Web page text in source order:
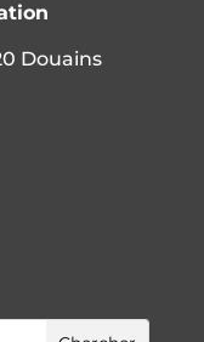
Douains